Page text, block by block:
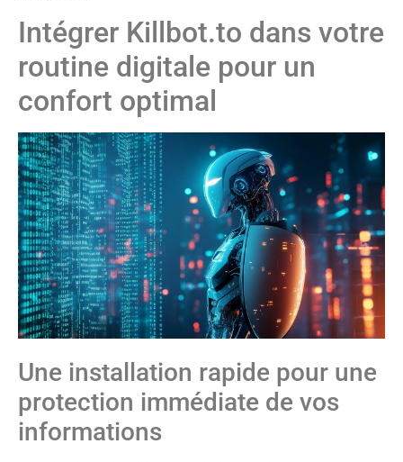
Intégrer Killbot.to dans votre
routine digitale pour un
confort optimal
Une installation rapide pour une
protection immédiate de vos
informations